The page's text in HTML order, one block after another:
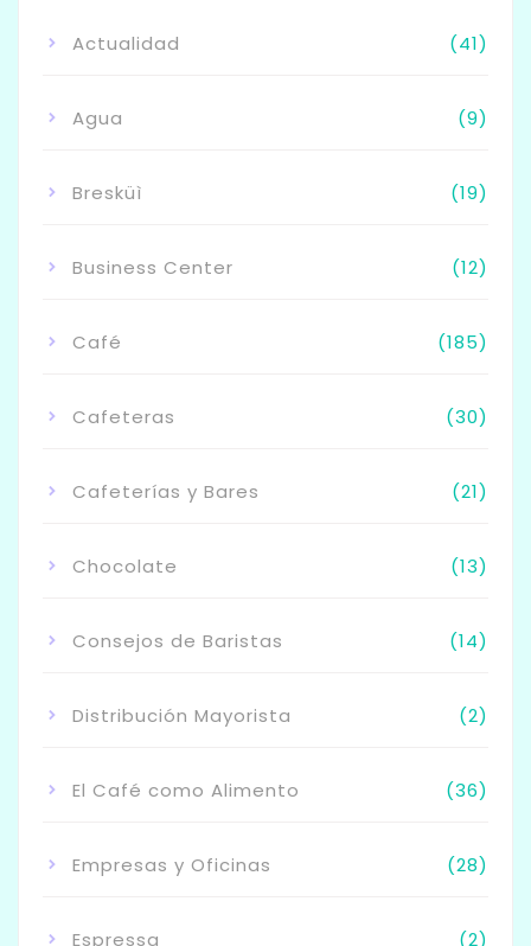
Actualidad (41)
Agua (9)
Bresküì (19)
Business Center (12)
Café (185)
Cafeteras (30)
Cafeterías y Bares (21)
Chocolate (13)
Consejos de Baristas (14)
Distribución Mayorista (2)
El Café como Alimento (36)
Empresas y Oficinas (28)
Espressa (2)